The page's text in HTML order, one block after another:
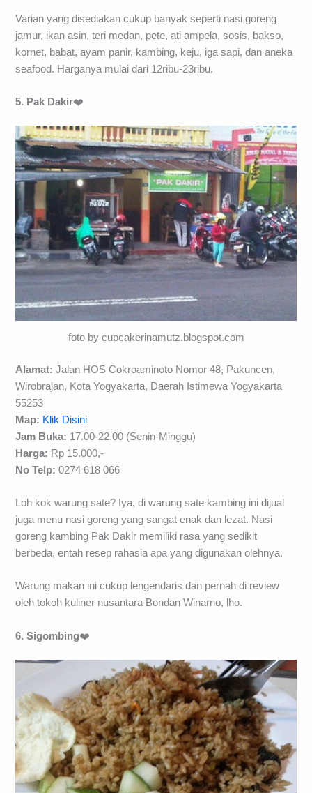
Varian yang disediakan cukup banyak seperti nasi goreng
jamur, ikan asin, teri medan, pete, ati ampela, sosis, bakso,
kornet, babat, ayam panir, kambing, keju, iga sapi, dan aneka
seafood. Harganya mulai dari 12ribu-23ribu.
5. Pak Dakir❤️
foto by cupcakerinamutz.blogspot.com
Alamat: Jalan HOS Cokroaminoto Nomor 48, Pakuncen,
Wirobrajan, Kota Yogyakarta, Daerah Istimewa Yogyakarta
55253
Map: Klik Disini
Jam Buka: 17.00-22.00 (Senin-Minggu)
Harga: Rp 15.000,-
No Telp: 0274 618 066
Loh kok warung sate? Iya, di warung sate kambing ini dijual
juga menu nasi goreng yang sangat enak dan lezat. Nasi
goreng kambing Pak Dakir memiliki rasa yang sedikit
berbeda, entah resep rahasia apa yang digunakan olehnya.
Warung makan ini cukup lengendaris dan pernah di review
oleh tokoh kuliner nusantara Bondan Winarno, lho.
6. Sigombing❤️